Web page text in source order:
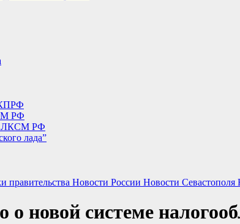
РФ
ЛКСМ РФ
лада”
правительства Новости России Новости Севастополя
новой системе